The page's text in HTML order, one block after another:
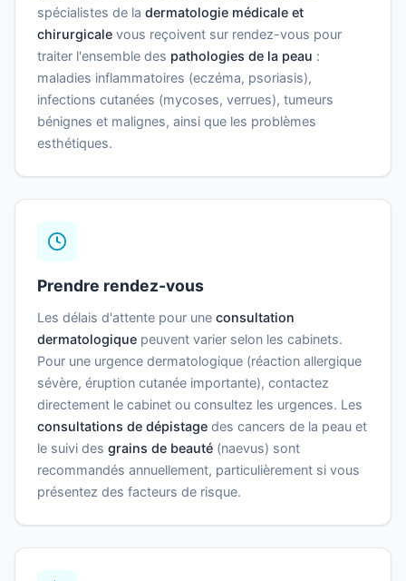
spécialistes de la dermatologie médicale et
chirurgicale vous reçoivent sur rendez-vous pour
traiter l'ensemble des pathologies de la peau :
maladies inflammatoires (eczéma, psoriasis),
infections cutanées (mycoses, verrues), tumeurs
bénignes et malignes, ainsi que les problèmes
esthétiques.
Prendre rendez-vous
Les délais d'attente pour une consultation
dermatologique peuvent varier selon les cabinets.
Pour une urgence dermatologique (réaction allergique
sévère, éruption cutanée importante), contactez
directement le cabinet ou consultez les urgences. Les
consultations de dépistage des cancers de la peau et
le suivi des grains de beauté (naevus) sont
recommandés annuellement, particulièrement si vous
présentez des facteurs de risque.